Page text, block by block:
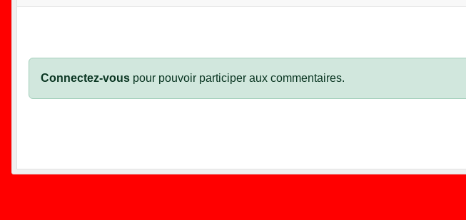
Connectez-vous pour pouvoir participer aux commentaires.